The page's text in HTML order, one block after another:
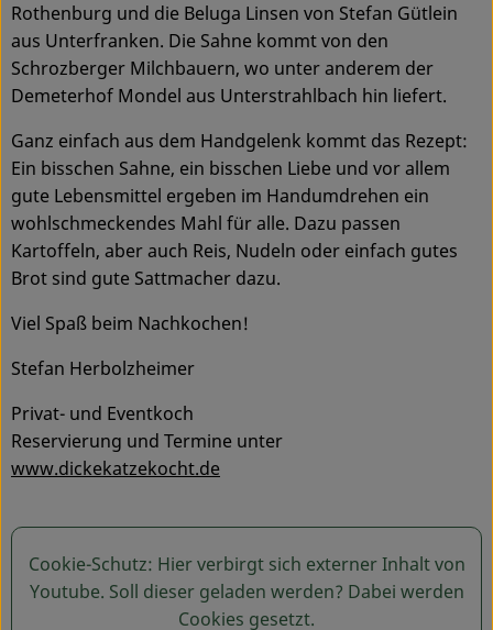
Über uns
Blog & Aktuelles
Rothenburg und die Beluga Linsen von Stefan Gütlein
aus Unterfranken. Die Sahne kommt von den
Schrozberger Milchbauern, wo unter anderem der
Demeterhof Mondel aus Unterstrahlbach hin liefert.
Ganz einfach aus dem Handgelenk kommt das Rezept:
Ein bisschen Sahne, ein bisschen Liebe und vor allem
gute Lebensmittel ergeben im Handumdrehen ein
wohlschmeckendes Mahl für alle. Dazu passen
Kartoffeln, aber auch Reis, Nudeln oder einfach gutes
Brot sind gute Sattmacher dazu.
Viel Spaß beim Nachkochen!
Stefan Herbolzheimer
Privat- und Eventkoch
Reservierung und Termine unter
www.dickekatzekocht.de
Cookie-Schutz: Hier verbirgt sich externer Inhalt von
Youtube. Soll dieser geladen werden? Dabei werden
Cookies gesetzt.